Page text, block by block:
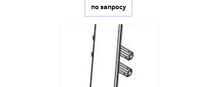
по запросу